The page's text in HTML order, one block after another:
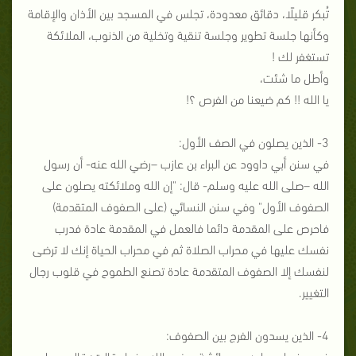
تُبكر قليلًا، دقائق معدودة، تجلس في المسجد بين الأذان والإقامة
وكأنها جلسة تطوير وجلسة تنقية وتخلية من الذنوب، الملائكة
تستغفر لك !
وأطل ما شئت،
يا الله !! كم ضيعنا من الفرص ؟!
3- الذين يصلون في الصف الأول:
في سنن أبي داوود عن البراء بن عازب –رضي الله عنه- أن رسول
الله –صلى الله عليه وسلم- قال: "إن الله وملائكته يصلون على
الصفوف الأول" وفي سنن النسائي (على الصفوف المتقدمة)
فاحرص على المقدمة دائما فالعمل في المقدمة عادة فدرب
نفسك عليها في محراب الصلاة ثم في محراب الحياة إنك لا ترضى
لنفسك إلا الصفوف المتقدمة عادة تصنع الطموح في قلوب رجال
التغيير.
4- الذين يسدون الفرج بين الصفوف: